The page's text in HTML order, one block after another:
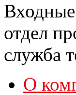
отдел
служба
О